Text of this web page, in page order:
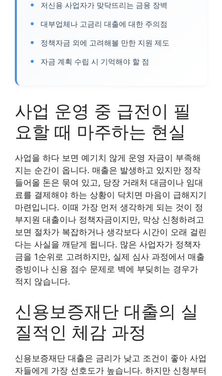
저신용 사업자가 맞닥뜨리는 금융 장벽
대부업체나 고금리 대출에 대한 주의점
정책자금 외에 고려해볼 만한 지원 제도
자금 계획 수립 시 기억해야 할 점
사업 운영 중 급전이 필
요할 때 마주하는 현실
사업을 하다 보면 예기치 않게 운영 자금이 부족해
지는 순간이 옵니다. 매출은 발생하고 있지만 정작
들어올 돈은 묶여 있고, 당장 거래처 대금이나 임대
료를 결제해야 하는 상황이 닥치면 마음이 급해지기
마련입니다. 이때 가장 먼저 생각하게 되는 것이 정
부지원 대출이나 정책자금이지만, 막상 신청하려고
보면 절차가 복잡하거나 생각보다 시간이 오래 걸린
다는 사실을 깨닫게 됩니다. 많은 사업자가 정책자
금을 1순위로 고려하지만, 실제 심사 과정에서 매출
증빙이나 신용 점수 문제로 벽에 부딪히는 경우가
적지 않습니다.
신용보증재단 대출의 실
질적인 체감 과정
신용보증재단 대출은 금리가 낮고 조건이 좋아 사업
자들에게 가장 선호도가 높습니다. 하지만 신청부터